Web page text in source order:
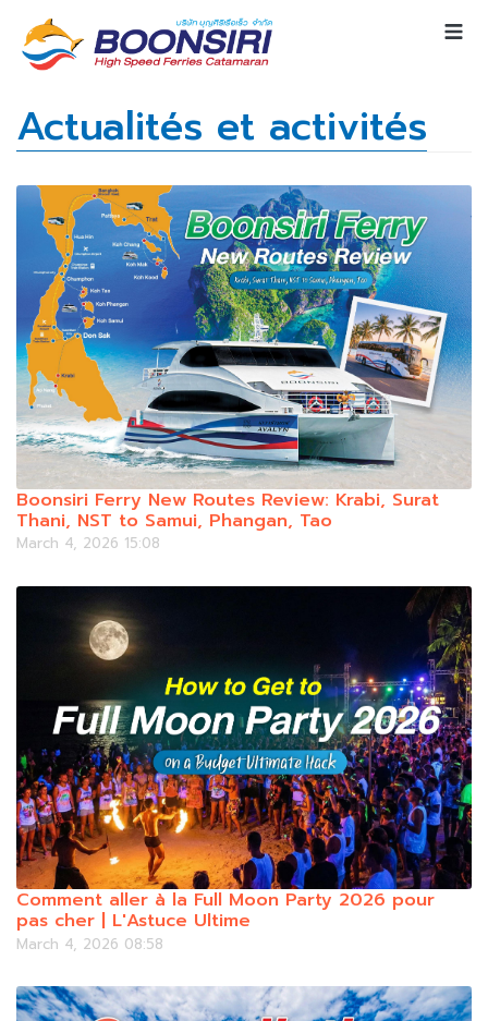
Actualités et activités
Boonsiri Ferry New Routes Review: Krabi, Surat
Thani, NST to Samui, Phangan, Tao
March 4, 2026 15:08
Comment aller à la Full Moon Party 2026 pour
pas cher | L'Astuce Ultime
March 4, 2026 08:58